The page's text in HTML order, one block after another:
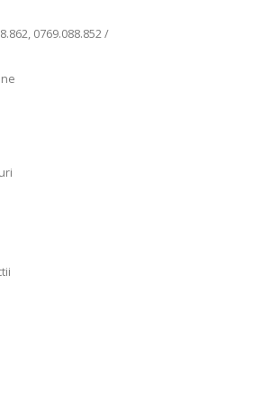
0769.088.852 /